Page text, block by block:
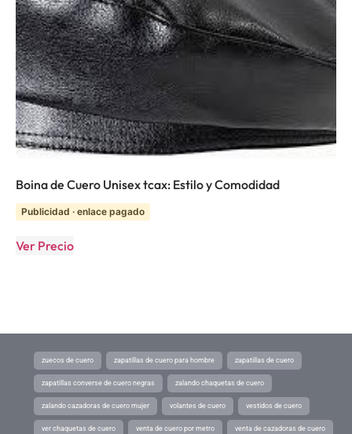
Boina de Cuero Unisex tcax: Estilo y Comodidad
Publicidad · enlace pagado
Ver Precio
zuecos de cuero zapatillas de cuero para hombre zapatillas de cuero
zapatillas converse de cuero negras zalando chaquetas de cuero
zalando cazadoras de cuero mujer volantes de cuero vestidos de cuero
ver chaquetas de cuero venta de cuero por metro venta de cazadoras de cuero